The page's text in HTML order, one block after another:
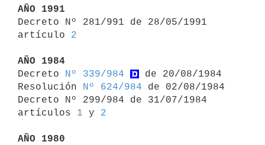
AÑO 1991
Decreto Nº 281/991 de 28/05/1991
artículo 2
AÑO 1984
Decreto
Nº 339/984
de 20/08/1984
Resolución
Nº 624/984 de 02/08/1984
Decreto Nº 299/984 de 31/07/1984
artículos 1 y 2
AÑO 1980